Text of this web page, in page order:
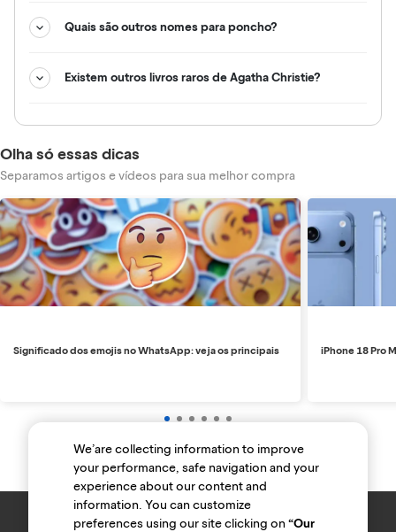
Quais são outros nomes para poncho?
Existem outros livros raros de Agatha Christie?
Olha só essas dicas
Separamos artigos e vídeos para sua melhor compra
Significado dos emojis no WhatsApp: veja os principais iPhone 18 Pro
We’are collecting information to improve
your performance, safe navigation and your
experience about our content and
information. You can customize
preferences using our site clicking on“Our